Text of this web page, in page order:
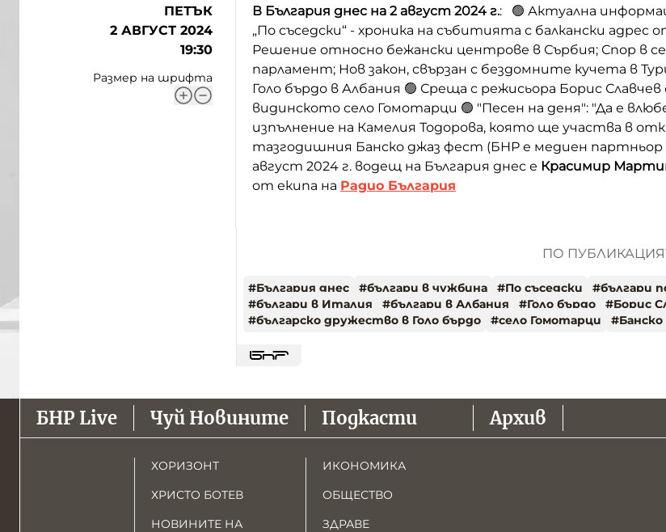
ПЕТЪК
2 АВГУСТ 2024
19:30
Размер на шрифта
В България днес на 2 август 2024 г.: 🟢 Актуална
„По съседски“ - хроника на събитията с балкански адрес
Решение относно бежански центрове в Сърбия; Спор в
парламент; Нов закон, свързан с бездомните кучета в
Голо бърдо в Албания 🟢 Среща с режисьора Борис
видинското село Гомотарци 🟢 "Песен на деня": "Да е
изпълнение на Камелия Тодорова, която ще участва в
тазгодишния Банско джаз фест (БНР е медиен
август 2024 г. водещ на България днес е Красимир
от екипа на Радио България
ПО
#България днес #българи в чужбина #По съседски #българи
#българи в Италия #българи в Албания #Голо бърдо #Борис
#българско дружество в Голо бърдо #село Гомотарци #
БНР Live Чуй Новините
ХОРИЗОНТ
ХРИСТО БОТЕВ
НОВИНИТЕ НА
Подкасти
ИКОНОМИКА
ОБЩЕСТВО
ЗДРАВЕ
Архив